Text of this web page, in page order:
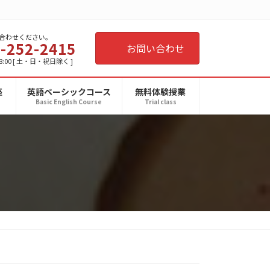
わせください。
252-2415
[ 土・日・祝日除く ]
お問い合わせ
英語ベーシックコース
Basic English Course
無料体験授業
Trial class